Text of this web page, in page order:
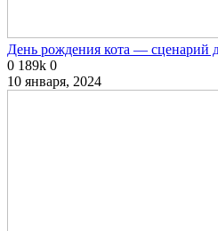
День рождения кота — сценарий
0 189k 0
10 января, 2024